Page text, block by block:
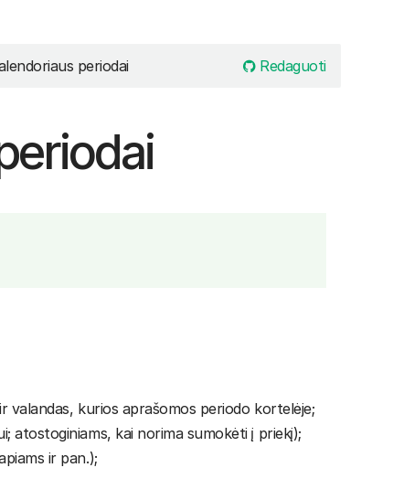
Redaguoti
periodai
valandas, kurios aprašomos periodo kortelėje;
atostoginiams, kai norima sumokėti į priekį);
ir pan.);